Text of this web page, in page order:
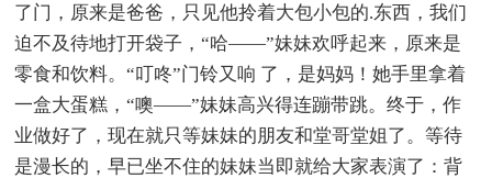
了门，原来是爸爸，只见他拎着大包小包的.东西，我们
迫不及待地打开袋子，“哈——”妹妹欢呼起来，原来是
零食和饮料。“叮咚”门铃又响 了，是妈妈！她手里拿着
一盒大蛋糕，“噢——”妹妹高兴得连蹦带跳。终于，作
业做好了，现在就只等妹妹的朋友和堂哥堂姐了。等待
是漫长的，早已坐不住的妹妹当即就给大家表演了：背